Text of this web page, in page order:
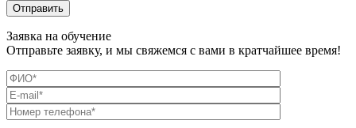
Заявка на обучение
Отправьте заявку, и мы свяжемся с вами в кратчайшее время!